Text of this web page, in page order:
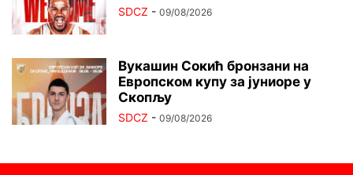
SDCZ - 09/08/2026
Вукашин Сокић бронзани на
Европском купу за јуниоре у
Скопљу
SDCZ - 09/08/2026